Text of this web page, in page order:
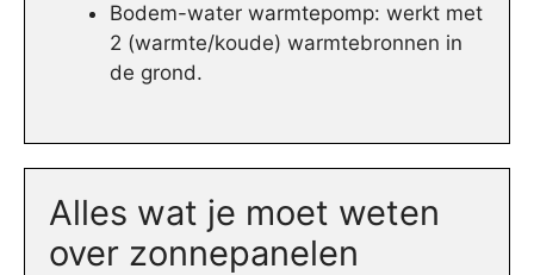
Bodem-water warmtepomp: werkt met
2 (warmte/koude) warmtebronnen in
de grond.
Alles wat je moet weten
over zonnepanelen